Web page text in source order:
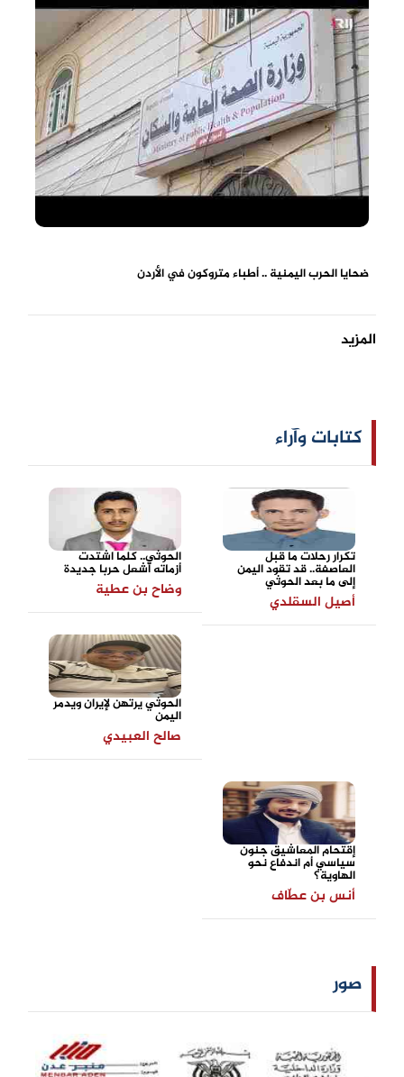
ضحايا الحرب اليمنية .. أطباء متروكون في الأردن
المزيد
كتابات وآراء
تكرار رحلات ما قبل
العاصفة.. قد تقود اليمن
إلى ما بعد الحوثي
أصيل السقلدي
الحوثي.. كلما اشتدت
أزماته أشعل حربا جديدة
وضاح بن عطية
الحوثي يرتهن لإيران ويدمر
اليمن
صالح العبيدي
إقتحام المعاشيق جنون
سياسي أم اندفاع نحو
الهاوية؟
أنس بن عطّاف
صور